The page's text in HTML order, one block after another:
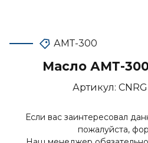
АМТ-300
Масло АМТ-
Артикул:
Если вас заинтересовал
пожалуйста,